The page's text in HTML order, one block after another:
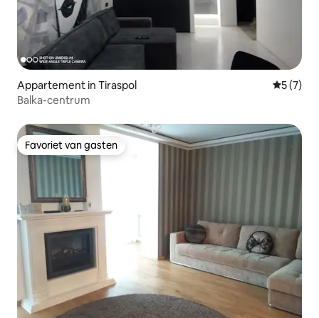
Appartement in Tiraspol
5 (7)
Balka-centrum
Favoriet van gasten
Favoriet van gasten